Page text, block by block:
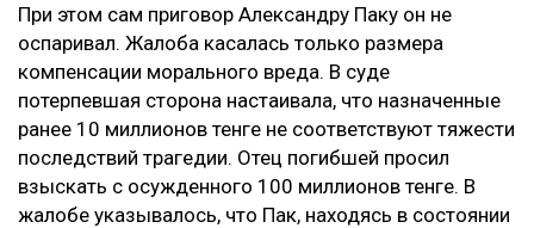
При этом сам приговор Александру Паку он не
оспаривал. Жалоба касалась только размера
компенсации морального вреда. В суде
потерпевшая сторона настаивала, что назначенные
ранее 10 миллионов тенге не соответствуют тяжести
последствий трагедии. Отец погибшей просил
взыскать с осужденного 100 миллионов тенге. В
жалобе указывалось, что Пак, находясь в состоянии